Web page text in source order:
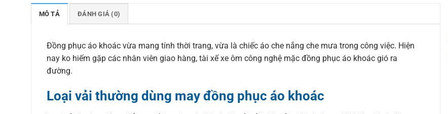
MÔ TẢ ĐÁNH GIÁ (0)
Đồng phục áo khoác vừa mang tính thời trang, vừa là chiếc áo che nắng che mưa trong công việc. Hiện
nay ko hiếm gặp các nhân viên giao hàng, tài xế xe ôm công nghệ mặc đồng phục áo khoác gió ra
đường.
Loại vải thường dùng may đồng phục áo khoác